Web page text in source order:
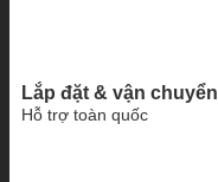
Lắp đặt & vận chuyển
Hỗ trợ toàn quốc